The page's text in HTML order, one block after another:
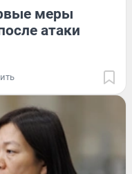
меры
атаки